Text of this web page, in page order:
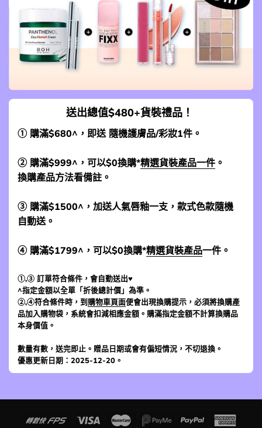
送出總值$480+貨裝禮品！
① 購滿$680^，即送 隨機護膚品/彩妝1件。
② 購滿$999^，可以$0換購*精選貨裝產品一件 。
換購產品方法看備註。
③ 購滿$1500^，加送人氣唇釉一支，款式色款隨機
自動送。
④ 購滿$1799^，可以$0換購*精選貨裝產品一件。
①,③ 訂單符合條件，會自動送出♥
^指定金額以全單「折後總計價」為準。
②,④符合條件時，到 購物車頁面便會出現換購提示，必須將換購產
品加入購物袋，系統會扣減相應金額。購滿指定金額不計算換購品
本身價值。
數量有數，送完即止。贈品日期或會有偏短情況，不切退換。
優惠更新日期：2025-12-20。